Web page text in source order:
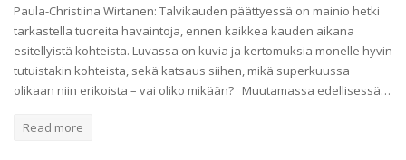
Paula-Christiina Wirtanen: Talvikauden päättyessä on mainio hetki
tarkastella tuoreita havaintoja, ennen kaikkea kauden aikana
esitellyistä kohteista. Luvassa on kuvia ja kertomuksia monelle hyvin
tutuistakin kohteista, sekä katsaus siihen, mikä superkuussa
olikaan niin erikoista – vai oliko mikään? Muutamassa edellisessä…
Read more